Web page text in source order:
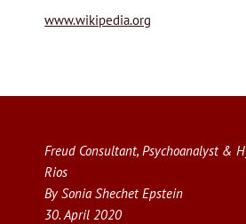
www.wikipedia.org
Freud Consultant, Psychoanalyst &
Rios
By Sonia Shechet Epstein
30. April 2020